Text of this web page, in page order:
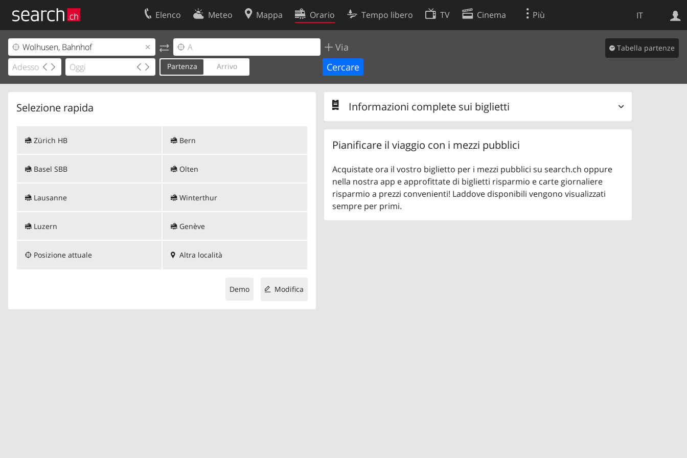
IT
Elenco Meteo Mappa Orario Tempo libero TV Cinema Più
Via
Partenza Arrivo
Tabella partenze
Selezione rapida
Zürich HB
Basel SBB
Lausanne
Luzern
Bern
Olten
Winterthur
Genève
Posizione attuale Altra località
Modifica
Demo
Informazioni complete sui biglietti
Pianificare il viaggio con i mezzi pubblici
Acquistate ora il vostro biglietto per i mezzi pubblici su search.ch oppure
nella nostra app e approfittate di biglietti risparmio e carte giornaliere
risparmio a prezzi convenienti! Laddove disponibili vengono visualizzati
sempre per primi.
Il vostro profolio
Area clienti
Contatti
Condizioni d’uso
Politica sui cookie
Preferenze cookie